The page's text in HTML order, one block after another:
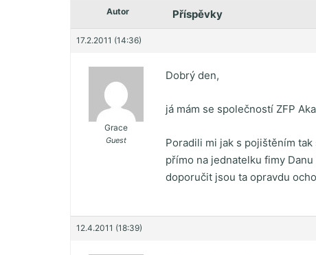
Autor Příspěvky
17.2.2011 (14:36)
Grace
Guest
Dobrý den,
já mám se společností ZFP
Poradili mi jak s pojištěním
přímo na jednatelku fimy
doporučit jsou ta opravdu
12.4.2011 (18:39)